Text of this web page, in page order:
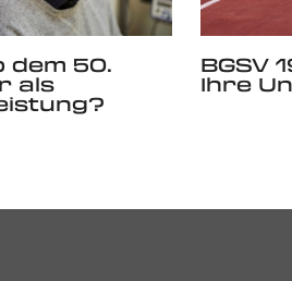
dem 50.
als
BGSV
Ihre